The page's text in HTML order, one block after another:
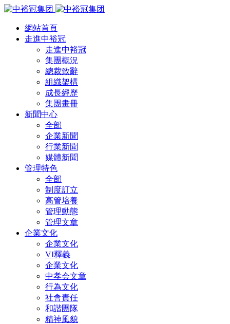
網站首頁
走進中裕冠
走進中裕冠
集團概況
總裁致辭
組織架構
成長經歷
集團畫冊
新聞中心
全部
企業新聞
行業新聞
媒體新聞
管理特色
全部
制度訂立
高管培養
管理動態
管理文章
企業文化
企業文化
VI釋義
企業文化
中孝会文章
行為文化
社會責任
和諧團隊
精神風貌